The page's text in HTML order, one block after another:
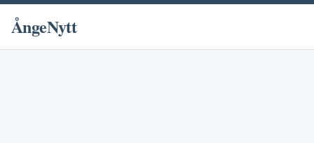
ÅngeNytt